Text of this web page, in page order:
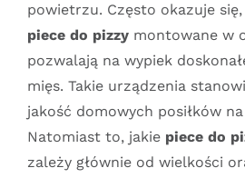
powietrzu. Często okazuje
piece do pizzy montowane w
pozwalają na wypiek
mięs. Takie urządzenia
jakość domowych posiłków
Natomiast to, jakie piece do
zależy głównie od wielkości